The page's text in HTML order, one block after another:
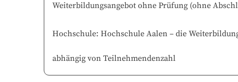
Weiterbildungsangebot ohne Prüfung (ohne
Hochschule: Hochschule Aalen – die
abhängig von Teilnehmendenzahl